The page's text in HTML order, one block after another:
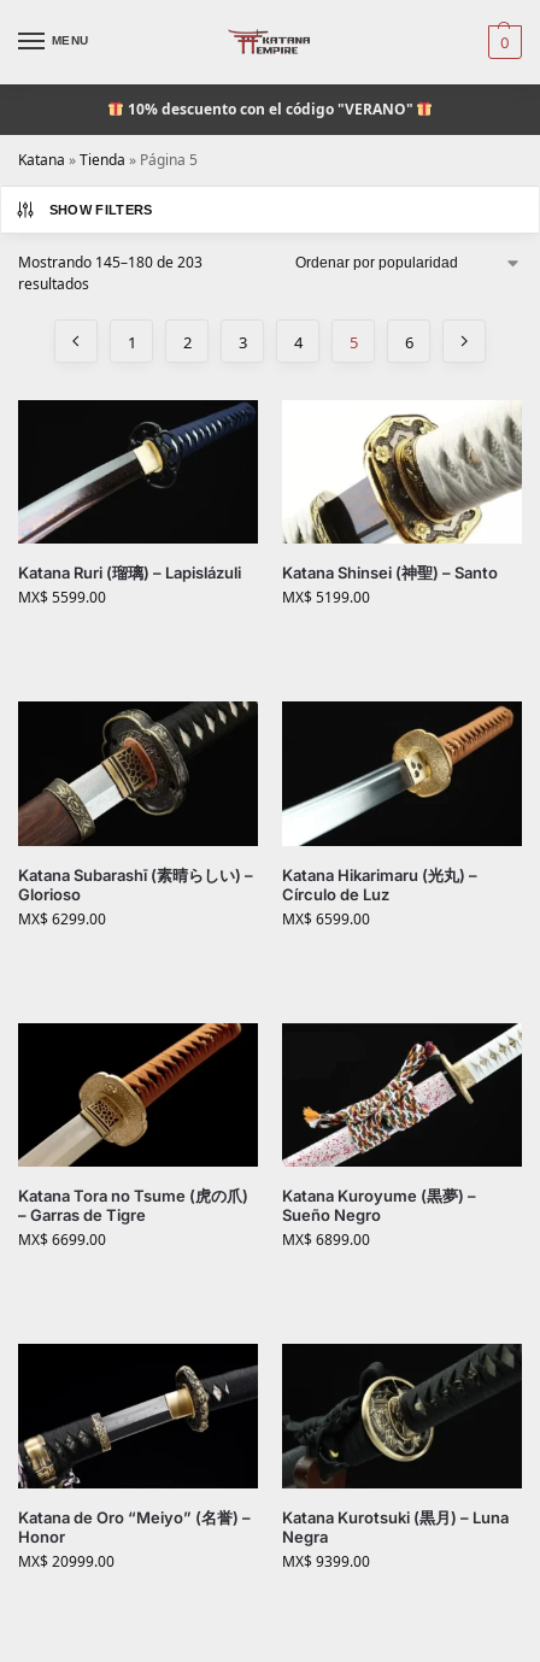
MENU 0
10% descuentocon el código "VERANO"
Katana »Tienda » Página 5
SHOW FILTERS
Mostrando 145–180 de 203
resultados
1 2 3 4 5 6
Katana Ruri (瑠璃) – Lapislázuli
MX$5599.00
Katana Shinsei (神聖) – Santo
MX$5199.00
Katana Subarashī (素晴らしい) –
Glorioso
MX$6299.00
Katana Hikarimaru (光丸) –
Círculo de Luz
MX$6599.00
Katana Tora no Tsume (虎の爪)
– Garras de Tigre
MX$6699.00
Katana Kuroyume (黒夢) –
Sueño Negro
MX$6899.00
Katana de Oro “Meiyo” (名誉) –
Honor
MX$20999.00
Katana Kurotsuki (黒月) – Luna
Negra
MX$9399.00